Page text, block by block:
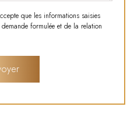
que les informations saisies
formulée et de la relation